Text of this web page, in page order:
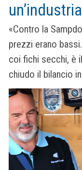
«Contro la
prezzi erano
coi fichi secchi, è
chiudo il bilancio